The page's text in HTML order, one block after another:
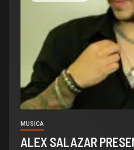
MUSICA
ALEX SALAZAR